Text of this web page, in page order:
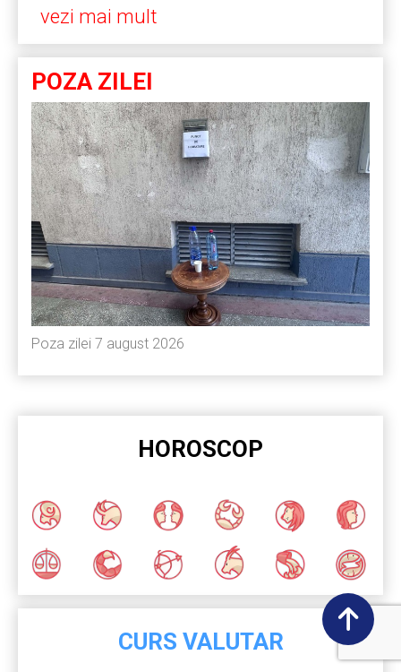
vezi mai mult
POZA ZILEI
Poza zilei 7 august 2026
HOROSCOP
CURS VALUTAR